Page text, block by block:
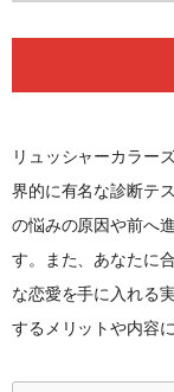
リュッシャーカラー
界的に有名な診断テ
の悩みの原因や前へ
す。また、あなたに
な恋愛を手に入れる
するメリットや内容